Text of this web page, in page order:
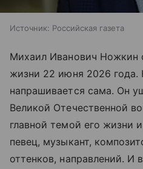
Источник: Российская газета
Михаил Иванович Ножкин
жизни 22 июня 2026
напрашивается сама. Он
Великой Отечественной
главной темой его жизни
певец, музыкант,
оттенков, направлений. И